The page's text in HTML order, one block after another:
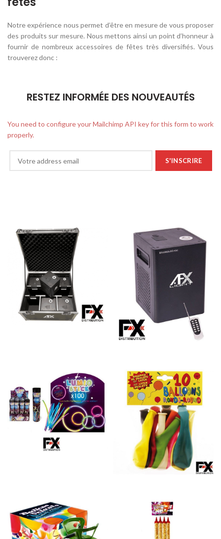
Notre expérience nous permet d’être en mesure de vous proposer
des produits sur mesure. Nous mettons ainsi un point d’honneur à
fournir de nombreux accessoires de fêtes très diversifiés. Vous
trouverez donc :
RESTEZ INFORMÉE DES NOUVEAUTÉS
You need to configure your Mailchimp API key for this form to work
properly.